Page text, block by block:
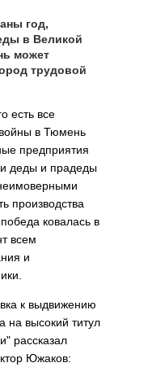
год,
в Великой
может
трудовой
есть все
в Тюмень
предприятия
деды и прадеды
производства
ковалась в
всем
и
к выдвижению
на высокий титул
рассказал
Южаков: